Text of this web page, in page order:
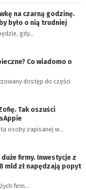
na czarną godzinę.
było o nią trudniej
gdy…
Co wiadomo o
dostęp do części
Tak oszuści
osoby zapisanej w…
firmy. Inwestycje z
mld zł napędzają popyt
firm…